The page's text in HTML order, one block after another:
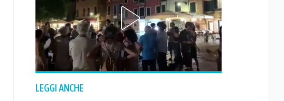
LEGGI ANCHE